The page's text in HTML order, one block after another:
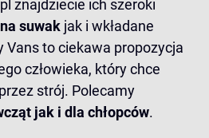
znajdziecie ich szeroki
suwak jak i wkładane
Vans to ciekawa propozycja
człowieka, który chce
strój. Polecamy
jak i dla chłopców.